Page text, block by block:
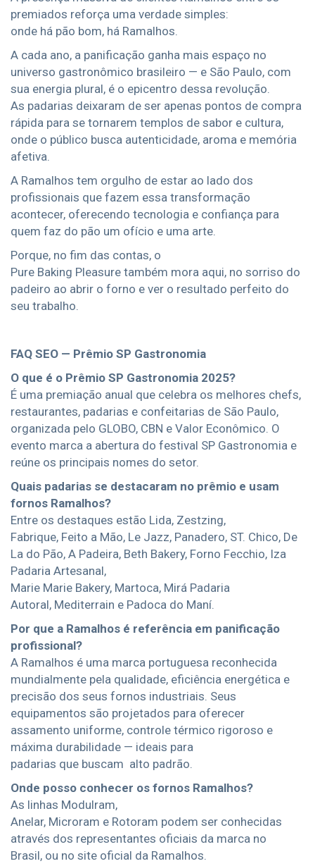
premiados reforça uma verdade simples:
onde há pão bom, há Ramalhos.
A cada ano, a panificação ganha mais espaço no
universo gastronômico brasileiro — e São Paulo, com
sua energia plural, é o epicentro dessa revolução.
As padarias deixaram de ser apenas pontos de compra
rápida para se tornarem templos de sabor e cultura,
onde o público busca autenticidade, aroma e memória
afetiva.
A Ramalhos tem orgulho de estar ao lado dos
profissionais que fazem essa transformação
acontecer, oferecendo tecnologia e confiança para
quem faz do pão um ofício e uma arte.
Porque, no fim das contas, o
Pure Baking Pleasure também mora aqui, no sorriso do
padeiro ao abrir o forno e ver o resultado perfeito do
seu trabalho.
FAQ SEO — Prêmio SP Gastronomia
O que é o Prêmio SP Gastronomia 2025?
É uma premiação anual que celebra os melhores chefs,
restaurantes, padarias e confeitarias de São Paulo,
organizada pelo GLOBO, CBN e Valor Econômico. O
evento marca a abertura do festival SP Gastronomia e
reúne os principais nomes do setor.
Quais padarias se destacaram no prêmio e usam
fornos Ramalhos?
Entre os destaques estão Lida, Zestzing,
Fabrique, Feito a Mão, Le Jazz, Panadero, ST. Chico, De
La do Pão, A Padeira, Beth Bakery, Forno Fecchio, Iza
Padaria Artesanal,
Marie Marie Bakery, Martoca, Mirá Padaria
Autoral, Mediterrain e Padoca do Maní.
Por que a Ramalhos é referência em panificação
profissional?
A Ramalhos é uma marca portuguesa reconhecida
mundialmente pela qualidade, eficiência energética e
precisão dos seus fornos industriais. Seus
equipamentos são projetados para oferecer
assamento uniforme, controle térmico rigoroso e
máxima durabilidade — ideais para
padarias que buscam alto padrão.
Onde posso conhecer os fornos Ramalhos?
As linhas Modulram,
Anelar, Microram e Rotoram podem ser conhecidas
através dos representantes oficiais da marca no
Brasil, ou no site oficial da Ramalhos.